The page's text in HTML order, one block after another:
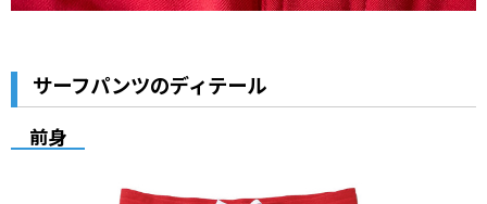
サーフパンツのディテール
前身